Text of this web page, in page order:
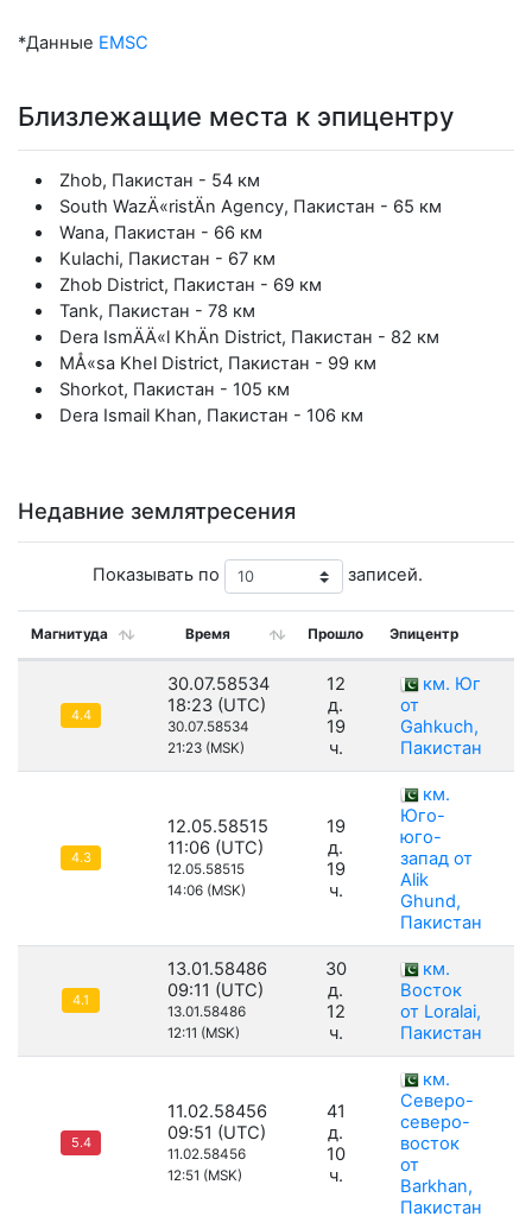
*Данные EMSC
Близлежащие места к эпицентру
Zhob, Пакистан - 54 км
South WazÄ«ristÄn Agency, Пакистан - 65 км
Wana, Пакистан - 66 км
Kulachi, Пакистан - 67 км
Zhob District, Пакистан - 69 км
Tank, Пакистан - 78 км
Dera IsmÄÄ«l KhÄn District, Пакистан - 82 км
MÅ«sa Khel District, Пакистан - 99 км
Shorkot, Пакистан - 105 км
Dera Ismail Khan, Пакистан - 106 км
Недавние землятресения
Показывать по записей.
Магнитуда Время Прошло Эпицентр
4.4
30.07.58534
18:23 (UTC)
30.07.58534
21:23 (MSK)
12
д.
19
ч.
км. Юг
от
Gahkuch,
Пакистан
4.3
12.05.58515
11:06 (UTC)
12.05.58515
14:06 (MSK)
19
д.
19
ч.
км.
Юго-
юго-
запад от
Alik
Ghund,
Пакистан
4.1
13.01.58486
09:11 (UTC)
13.01.58486
12:11 (MSK)
30
д.
12
ч.
км.
Восток
от Loralai,
Пакистан
5.4
11.02.58456
09:51 (UTC)
11.02.58456
12:51 (MSK)
41
д.
10
ч.
км.
Северо-
северо-
восток
от
Barkhan,
Пакистан